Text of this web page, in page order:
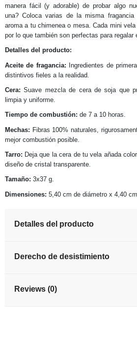
manera fácil (y adorable) de probar algo
una? Coloca varias de la misma
aroma a tu chimenea o mesa. Cada mini
por lo que también son perfectas para regalar
Detalles del producto:
Aceite de fragancia: Ingredientes de
distintivos fieles a la realidad.
Cera: Suave mezcla de cera de soja que
limpia y uniforme.
Tiempo de combustión: de 7 a 10 horas.
Mechas: Fibras 100% naturales,
mejor combustión posible.
Tarro: Deja que la cera de tu vela añada
diseño de cristal transparente.
Tamaño: 3x37 g.
Dimensiones: 5,40 cm de diámetro x 4,40
Detalles del producto
Derecho de desistimiento
Reviews (0)